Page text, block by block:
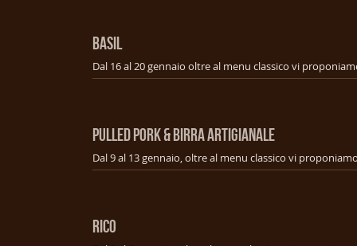
BASIL
PULLED PORK & BIRRA ARTIGIANALE
RICO